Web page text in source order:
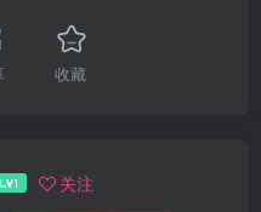
收藏
关注